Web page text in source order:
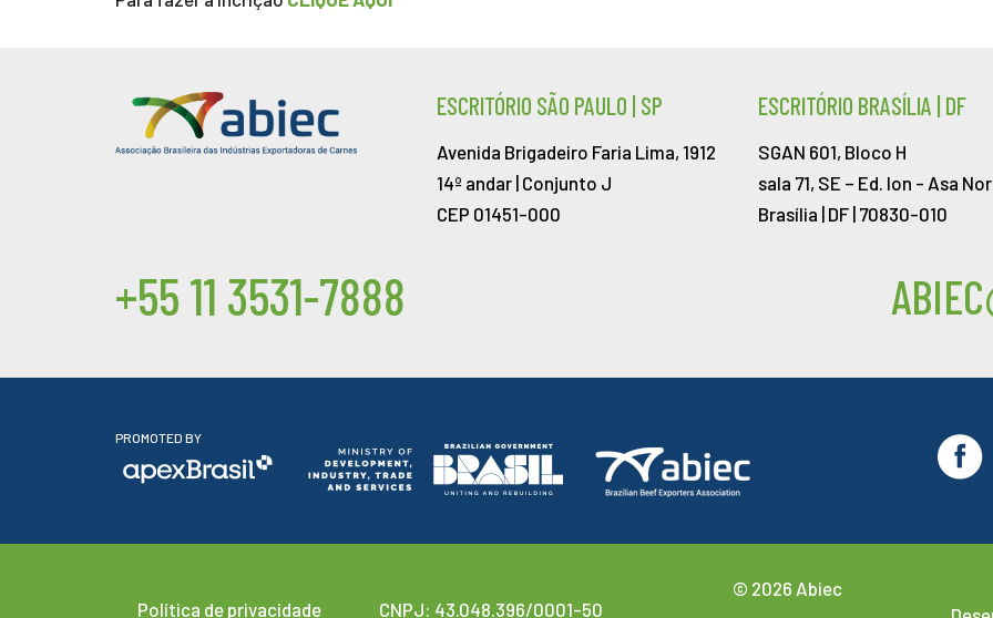
ESCRITÓRIO SÃO PAULO | SP
Avenida Brigadeiro Faria Lima, 1912
14º andar | Conjunto J
CEP 01451-000
ESCRITÓRIO BRASÍLIA | DF
SGAN 601, Bloco H
sala 71, SE – Ed. Ion - Asa
Brasília | DF | 70830-010
+55 11 3531-7888
PROMOTED BY
Política de privacidade CNPJ: 43.048.396/0001-50
© 2026 Abiec